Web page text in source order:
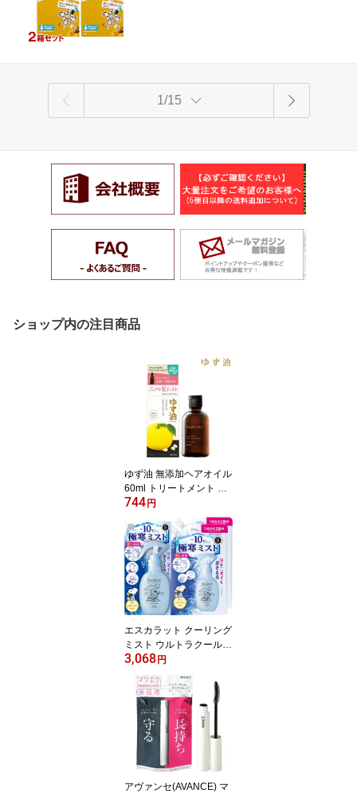
1/15
ショップ内の注目商品
ゆず油 無添加ヘアオイル
60ml トリートメント ス
タイリング オイルパック
マッサージ Yuzu Hair Oil
ウテナ(utena)
744円
エスカラット クーリング
ミスト ウルトラクール
アイスレモネードティー
の香り 本体 150ml＆詰替
用 280ml×2個セット 超
極寒ミスト 頭皮・髪・か
らだ用 ノンパウダー コ
ーセーコスメポート(KO
SE COSMEPORT) 送料
3,068円
アヴァンセ(AVANCE) マ